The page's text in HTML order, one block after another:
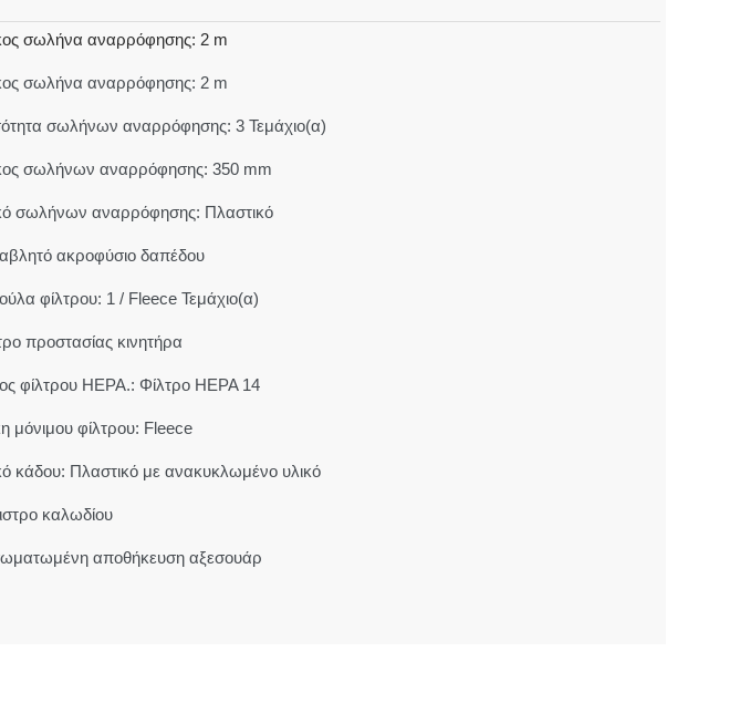
σωλήνα αναρρόφησης: 2 m
σωλήνα αναρρόφησης: 2 m
σωλήνων αναρρόφησης: 3 Τεμάχιο(α)
σωλήνων αναρρόφησης: 350 mm
σωλήνων αναρρόφησης: Πλαστικό
ακροφύσιο δαπέδου
φίλτρου: 1 / Fleece Τεμάχιο(α)
προστασίας κινητήρα
φίλτρου HEPA.: Φίλτρο HEPA 14
μόνιμου φίλτρου: Fleece
κάδου: Πλαστικό με ανακυκλωμένο υλικό
καλωδίου
αποθήκευση αξεσουάρ